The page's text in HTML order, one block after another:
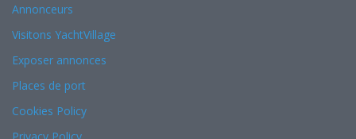
Annonceurs
Visitons YachtVillage
Exposer annonces
Places de port
Cookies Policy